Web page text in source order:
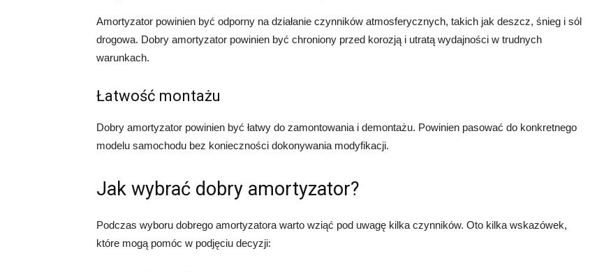
Amortyzator powinien być odporny na działanie czynników atmosferycznych, takich jak deszcz, śnieg i sól
drogowa. Dobry amortyzator powinien być chroniony przed korozją i utratą wydajności w trudnych
warunkach.
Łatwość montażu
Dobry amortyzator powinien być łatwy do zamontowania i demontażu. Powinien pasować do konkretnego
modelu samochodu bez konieczności dokonywania modyfikacji.
Jak wybrać dobry amortyzator?
Podczas wyboru dobrego amortyzatora warto wziąć pod uwagę kilka czynników. Oto kilka wskazówek,
które mogą pomóc w podjęciu decyzji: